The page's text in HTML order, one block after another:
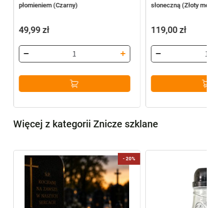
płomieniem (Czarny)
49,99zł
słoneczną (Złoty
119,00zł
Więcej z kategorii Znicze szklane
-20%